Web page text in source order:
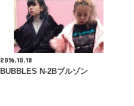
2016.10.18
BUBBLES N-2Bブルゾン